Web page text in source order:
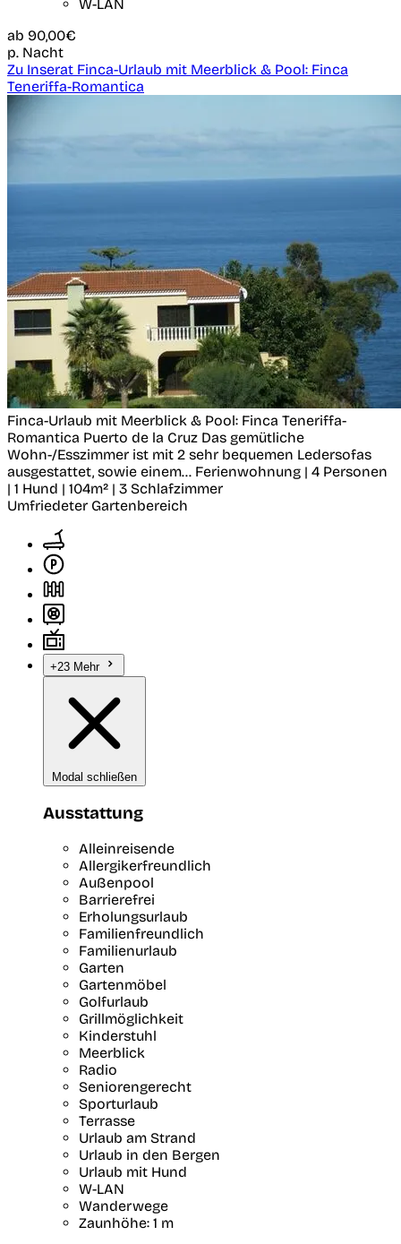
W-LAN
ab 90,00€
p. Nacht
Zu Inserat Finca-Urlaub mit Meerblick & Pool: Finca
Teneriffa-Romantica
Finca-Urlaub mit Meerblick & Pool: Finca Teneriffa-
Romantica Puerto de la Cruz Das gemütliche
Wohn-/Esszimmer ist mit 2 sehr bequemen Ledersofas
ausgestattet, sowie einem... Ferienwohnung | 4 Personen
| 1 Hund | 104m² | 3 Schlafzimmer
Umfriedeter Gartenbereich
+23 Mehr
Modal schließen
Ausstattung
Alleinreisende
Allergikerfreundlich
Außenpool
Barrierefrei
Erholungsurlaub
Familienfreundlich
Familienurlaub
Garten
Gartenmöbel
Golfurlaub
Grillmöglichkeit
Kinderstuhl
Meerblick
Radio
Seniorengerecht
Sporturlaub
Terrasse
Urlaub am Strand
Urlaub in den Bergen
Urlaub mit Hund
W-LAN
Wanderwege
Zaunhöhe: 1 m